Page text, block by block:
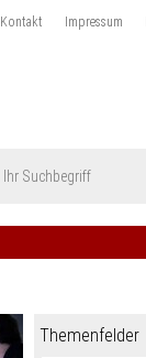
Kontakt Impressum
Themenfelder